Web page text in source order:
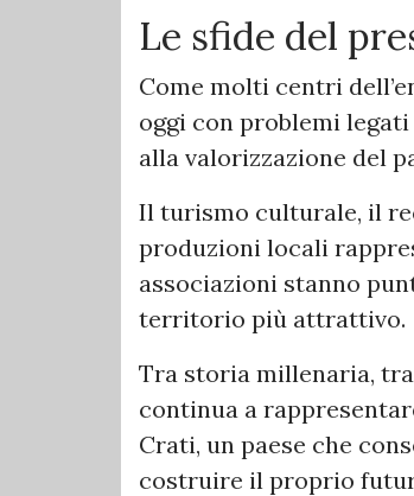
Le sfide del
Come molti centri
oggi con problemi
alla valorizzazione del
Il turismo culturale, il
produzioni locali
associazioni stanno
territorio più attrattivo.
Tra storia millenaria,
continua a
Crati, un paese che
costruire il proprio